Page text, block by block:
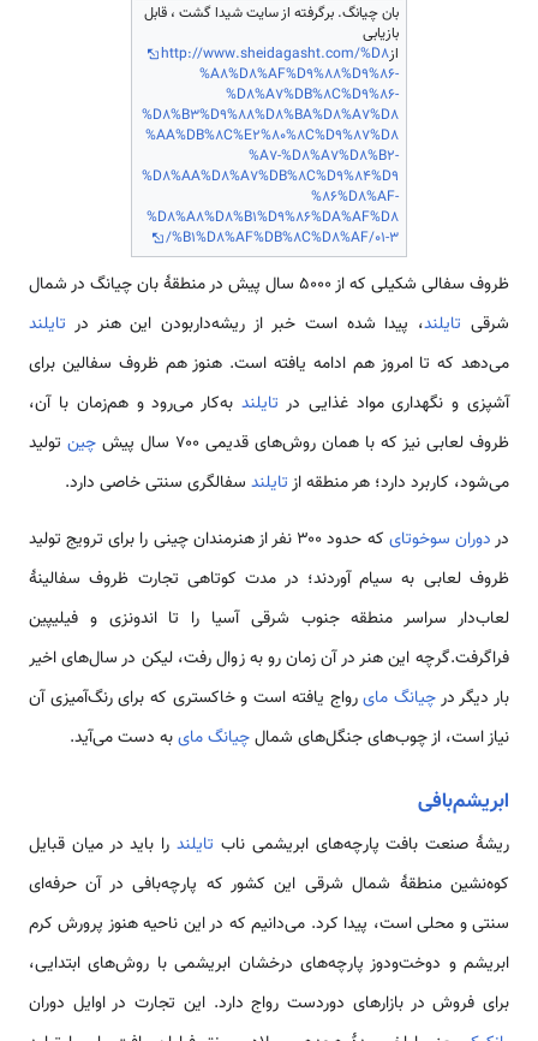
بان چیانگ. برگرفته از سایت شیدا گشت ، قابل
بازیابی
از
http://www.sheidagasht.com/%D8
%A8%D8%AF%D9%88%D9%86-
%D8%A7%DB%8C%D9%86-
%D8%B3%D9%88%D8%BA%D8%A7%D8
%AA%DB%8C%E2%80%8C%D9%87%D8
%A7-%D8%A7%D8%B2-
%D8%AA%D8%A7%DB%8C%D9%84%D9
%86%D8%AF-
%D8%A8%D8%B1%D9%86%DA%AF%D8
%B1%D8%AF%DB%8C%D8%AF/01-3/
ظروف سفالی شکیلی که از ۵۰۰۰ سال پیش در منطقهٔ بان چیانگ در شمال
شرقی تایلند، پیدا شده است خبر از ریشه‌داربودن این هنر در تایلند
می‌دهد که تا امروز هم ادامه یافته است. هنوز هم ظروف سفالین برای
آشپزی و نگهداری مواد غذایی در تایلند به‌کار می‌رود و هم‌زمان با آن،
ظروف لعابی نیز که با همان روش‌های قدیمی ۷۰۰ سال پیش
چین تولید
می‌شود، کاربرد دارد؛ هر منطقه ازتایلند سفالگری سنتی خاصی دارد.
دردوران سوخوتای
که حدود ۳۰۰ نفر از هنرمندان چینی را برای ترویج تولید
ظروف لعابی به سیام آوردند؛ در مدت کوتاهی تجارت ظروف سفالینهٔ
لعاب‌دار سراسر منطقه جنوب شرقی آسیا را تا اندونزی و فیلیپین
فراگرفت.گرچه این هنر در آن زمان رو به زوال رفت، لیکن در سال‌های اخیر
بار دیگر درچیانگ مایرواج یافته است و خاکستری که برای رنگ‌آمیزی آن
نیاز است، از چوب‌های جنگل‌های شمالچیانگ مایبه دست می‌آید.
ابریشم‌بافی
ریشهٔ صنعت بافت پارچه‌های ابریشمی ناب تایلندرا باید در میان قبایل
کوه‌نشین منطقهٔ شمال شرقی این کشور که پارچه‌بافی در آن حرفه‌ای
سنتی و محلی است، پیدا کرد. می‌دانیم که در این ناحیه هنوز پرورش کرم
ابریشم و دوخت‌ودوز پارچه‌های درخشان ابریشمی با روش‌های ابتدایی،
برای فروش در بازارهای دوردست رواج دارد. این تجارت در اوایل دوران